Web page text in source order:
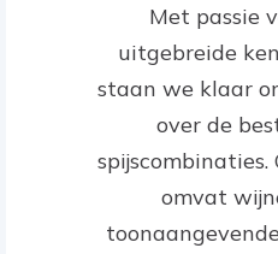
Met passie
uitgebreide
staan we klaar
over de
omvat